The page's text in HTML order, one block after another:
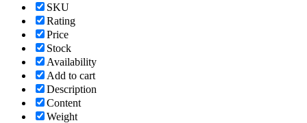
SKU
Rating
Price
Stock
Availability
Add to cart
Description
Content
Weight